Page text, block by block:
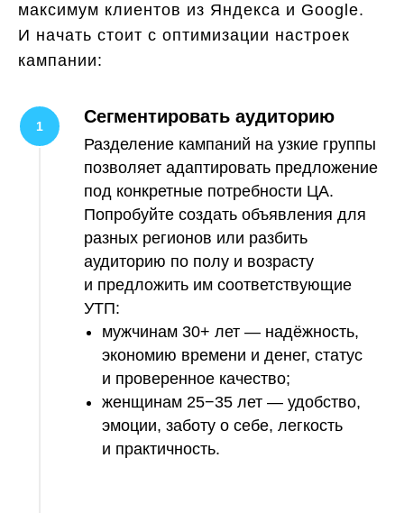
максимум клиентов из Яндекса и Google.
И начать стоит с оптимизации настроек
кампании:
Сегментировать аудиторию
Разделение кампаний на узкие группы
позволяет адаптировать предложение
под конкретные потребности ЦА.
Попробуйте создать объявления для
разных регионов или разбить
аудиторию по полу и возрасту
и предложить им соответствующие
УТП:
мужчинам 30+ лет — надёжность,
экономию времени и денег, статус
и проверенное качество;
женщинам 25−35 лет — удобство,
эмоции, заботу о себе, легкость
и практичность.